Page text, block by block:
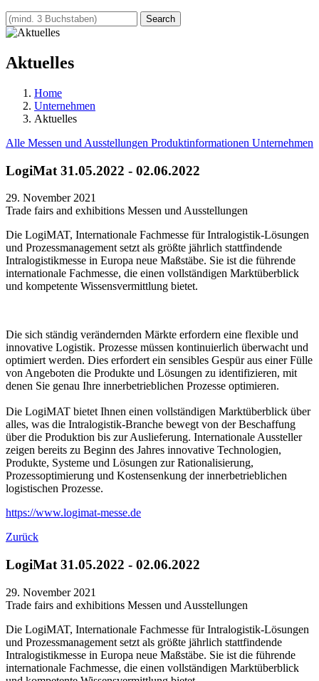
Aktuelles
Home
Unternehmen
Aktuelles
Alle Messen und Ausstellungen Produktinformationen Unternehmen
LogiMat 31.05.2022 - 02.06.2022
29. November 2021
Trade fairs and exhibitions Messen und Ausstellungen
Die LogiMAT, Internationale Fachmesse für Intralogistik-Lösungen
und Prozessmanagement setzt als größte jährlich stattfindende
Intralogistikmesse in Europa neue Maßstäbe. Sie ist die führende
internationale Fachmesse, die einen vollständigen Marktüberblick
und kompetente Wissensvermittlung bietet.
Die sich ständig verändernden Märkte erfordern eine flexible und
innovative Logistik. Prozesse müssen kontinuierlich überwacht und
optimiert werden. Dies erfordert ein sensibles Gespür aus einer Fülle
von Angeboten die Produkte und Lösungen zu identifizieren, mit
denen Sie genau Ihre innerbetrieblichen Prozesse optimieren.
Die LogiMAT bietet Ihnen einen vollständigen Marktüberblick über
alles, was die Intralogistik-Branche bewegt von der Beschaffung
über die Produktion bis zur Auslieferung. Internationale Aussteller
zeigen bereits zu Beginn des Jahres innovative Technologien,
Produkte, Systeme und Lösungen zur Rationalisierung,
Prozessoptimierung und Kostensenkung der innerbetrieblichen
logistischen Prozesse.
https://www.logimat-messe.de
Zurück
LogiMat 31.05.2022 - 02.06.2022
29. November 2021
Trade fairs and exhibitions Messen und Ausstellungen
Die LogiMAT, Internationale Fachmesse für Intralogistik-Lösungen
und Prozessmanagement setzt als größte jährlich stattfindende
Intralogistikmesse in Europa neue Maßstäbe. Sie ist die führende
internationale Fachmesse, die einen vollständigen Marktüberblick